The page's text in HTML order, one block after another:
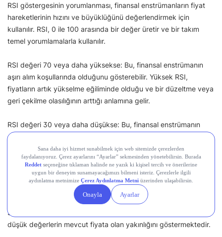
RSI göstergesinin yorumlanması, finansal enstrümanların fiyat
hareketlerinin hızını ve büyüklüğünü değerlendirmek için
kullanılır. RSI, 0 ile 100 arasında bir değer üretir ve bir takım
temel yorumlamalarla kullanılır.
RSI değeri 70 veya daha yüksekse: Bu, finansal enstrümanın
aşırı alım koşullarında olduğunu gösterebilir. Yüksek RSI,
fiyatların artık yükselme eğiliminde olduğu ve bir düzeltme veya
geri çekilme olasılığının arttığı anlamına gelir.
RSI değeri 30 veya daha düşükse: Bu, finansal enstrümanın
aşırı satım koşullarında olduğunu gösterebilir. Düşük RSI,
fiyatların artık düşme eğiliminde olduğu ve bir yükselişin
gelebileceği anlamına gelir.
STO (Stokastik) Nedir?
Stokastik indikatörü belirli bir periyod içerisinde yüksek ve
düşük değerlerin mevcut fiyata olan yakınlığını göstermektedir.